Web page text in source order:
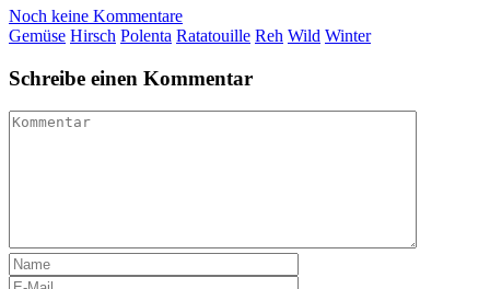
Noch keine Kommentare
Gemüse Hirsch Polenta Ratatouille Reh Wild Winter
Schreibe einen Kommentar